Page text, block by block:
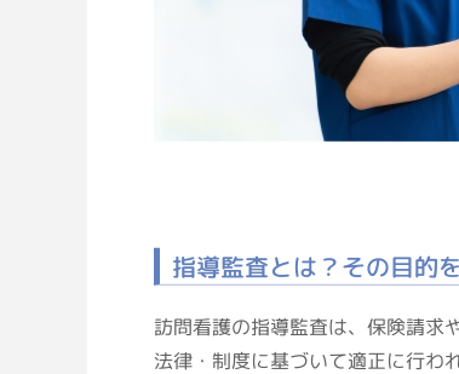
指導監査とは？その目的
訪問看護の指導監査は、保険請求
法律・制度に基づいて適正に行わ